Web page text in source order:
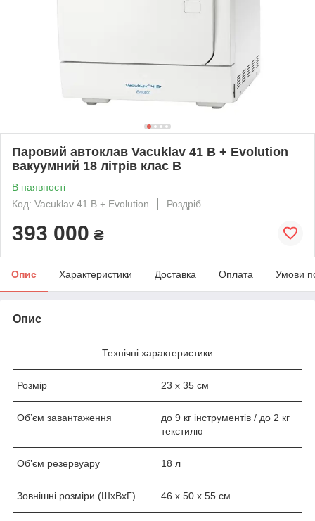
Паровий автоклав Vacuklav 41 B + Evolution
вакуумний 18 літрів клас B
В наявності
Код: Vacuklav 41 B + Evolution
Роздріб
393 000 ₴
Опис Характеристики Доставка Оплата Умови
Опис
Технічні характеристики
Розмір 23 х 35 см
Об’єм завантаження
до 9 кг інструментів / до 2 кг
текстилю
Об’єм резервуару 18 л
Зовнішні розміри (ШхВхГ) 46 х 50 х 55 см